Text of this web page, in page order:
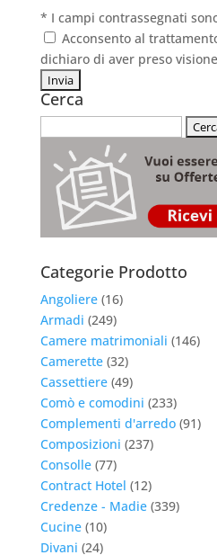
* I campi contrassegnati
Acconsento al
dichiaro di aver preso
Cerca
Categorie Prodotto
Angoliere (16)
Armadi (249)
Camere matrimoniali (146)
Camerette (32)
Cassettiere (49)
Comò e comodini (233)
Complementi d'arredo (91)
Composizioni (237)
Consolle (77)
Contract Hotel (12)
Credenze - Madie (339)
Cucine (10)
Divani (24)